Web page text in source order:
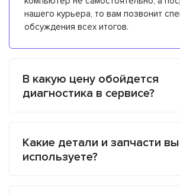
нашего курьера, то вам позвонит
обсуждения всех итогов.
В какую цену обойдется
диагностика в сервисе?
Какие детали и запчасти вы
используете?